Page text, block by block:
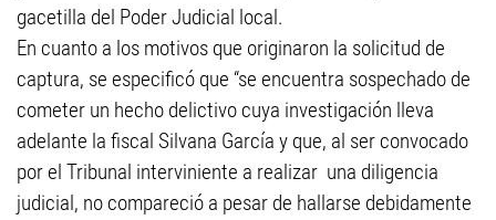
gacetilla del Poder Judicial local.
En cuanto a los motivos que originaron la solicitud de
captura, se especificó que “se encuentra sospechado de
cometer un hecho delictivo cuya investigación lleva
adelante la fiscal Silvana García y que, al ser convocado
por el Tribunal interviniente a realizar una diligencia
judicial, no compareció a pesar de hallarse debidamente